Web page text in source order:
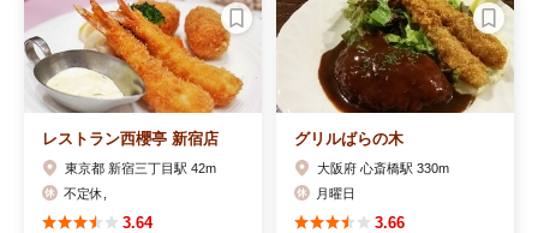
レストラン西櫻亭 新宿店
東京都 新宿三丁目駅 42m
不定休,
3.64
グリルばらの木
大阪府 心斎橋駅 330m
月曜日
3.66